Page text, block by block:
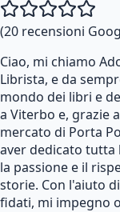
(20 recensioni
Ciao, mi chiamo
Librista, e da
mondo dei libri e
a Viterbo e, grazie
mercato di Porta
aver dedicato tutta
la passione e il
storie. Con l'aiuto
fidati, mi impegno